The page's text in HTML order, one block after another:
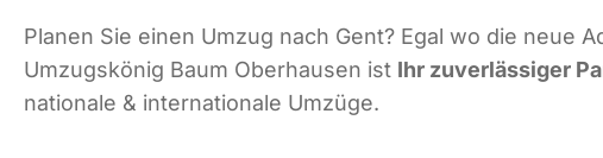
Planen Sie einen Umzug nach Gent? Egal wo die neue
Umzugskönig Baum Oberhausen ist Ihr zuverlässiger
nationale & internationale Umzüge.